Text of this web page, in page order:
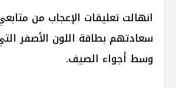
انهالت تعليقات الإعجاب من
سعادتهم بطاقة اللون الأصفر
وسط أجواء الصيف.